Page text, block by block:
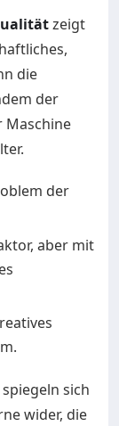
zeigt
die
der
Maschine
der
aber mit
sich
wider, die